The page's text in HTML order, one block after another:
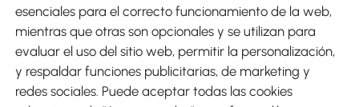
Envíos
esenciales para el correcto funcionamiento de la web,
mientras que otras son opcionales y se utilizan para
evaluar el uso del sitio web, permitir la personalización,
y respaldar funciones publicitarias, de marketing y
redes sociales. Puede aceptar todas las cookies